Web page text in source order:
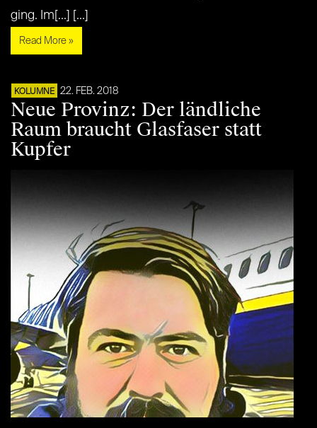
ging. Im[...] [...]
Read More »
KOLUMNE 22. FEB. 2018
Neue Provinz: Der ländliche
Raum braucht Glasfaser statt
Kupfer